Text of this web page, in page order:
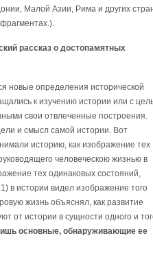
Малой Азии, Рима и других
рассказ о достопамятных
новые определения исторической
к изучению истории или с
свои отвлеченные построения.
и смысл самой истории. Вот
историю, как изображение тех
человеческою жизнью в
тех одинаковых состояний,
в истории видел изображение того
жизнь объяснял, как развитие
от истории в сущности одного и
основные, обнаруживающие ее